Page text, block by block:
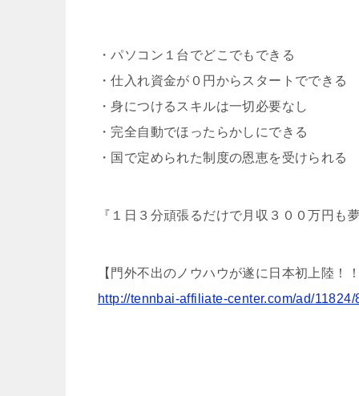
・パソコン１台でどこでもできる
・仕入れ資金が０円からスタートでできる
・身につけるスキルは一切必要なし
・完全自動でほったらかしにできる
・国で定められた制度の恩恵を受けられる
『１日３分頑張るだけで月収３００万円も
【門外不出のノウハウが遂に日本初上陸！！
http://tennbai-affiliate-center.com/ad/11824/